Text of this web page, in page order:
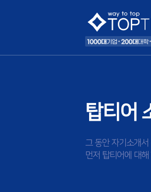
탑티어
그 동안 자기소개
먼저 탑티어에 대